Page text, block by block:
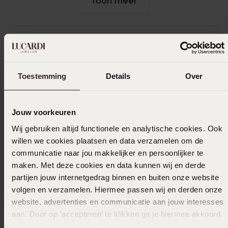
Toestemming Details Over
Jouw voorkeuren
Wij gebruiken altijd functionele en analytische cookies. Ook
willen we cookies plaatsen en data verzamelen om de
communicatie naar jou makkelijker en persoonlijker te
maken. Met deze cookies en data kunnen wij en derde
partijen jouw internetgedrag binnen en buiten onze website
volgen en verzamelen. Hiermee passen wij en derden onze
website, advertenties en communicatie aan jouw interesses
aan. Door op ‘accepteren’ te klikken ga je hiermee akkoord.
Ook leuk voor jou